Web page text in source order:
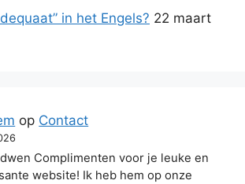
in het Engels? 22 maart
op Contact
Complimenten voor je leuke en
website! Ik heb hem op onze